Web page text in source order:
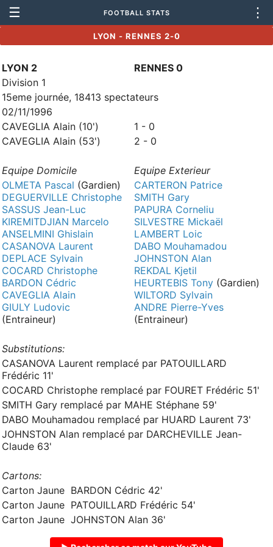
☰ FOOTBALL STATS ⋮
LYON - RENNES 2-0
LYON 2
RENNES 0
Division 1
15eme journée, 18413 spectateurs
02/11/1996
CAVEGLIA Alain (10')
1 - 0
CAVEGLIA Alain (53')
2 - 0
Equipe Domicile
Equipe Exterieur
OLMETA Pascal (Gardien)
DEGUERVILLE Christophe
SASSUS Jean-Luc
KIREMITDJIAN Marcelo
ANSELMINI Ghislain
CASANOVA Laurent
DEPLACE Sylvain
COCARD Christophe
BARDON Cédric
CAVEGLIA Alain
GIULY Ludovic
(Entraineur)
CARTERON Patrice
SMITH Gary
PAPURA Corneliu
SILVESTRE Mickaël
LAMBERT Loic
DABO Mouhamadou
JOHNSTON Alan
REKDAL Kjetil
HEURTEBIS Tony (Gardien)
WILTORD Sylvain
ANDRE Pierre-Yves
(Entraineur)
Substitutions:
CASANOVA Laurent remplacé par PATOUILLARD
Frédéric 11'
COCARD Christophe remplacé par FOURET Frédéric 51'
SMITH Gary remplacé par MAHE Stéphane 59'
DABO Mouhamadou remplacé par HUARD Laurent 73'
JOHNSTON Alan remplacé par DARCHEVILLE Jean-
Claude 63'
Cartons:
Carton Jaune BARDON Cédric 42'
Carton Jaune PATOUILLARD Frédéric 54'
Carton Jaune JOHNSTON Alan 36'